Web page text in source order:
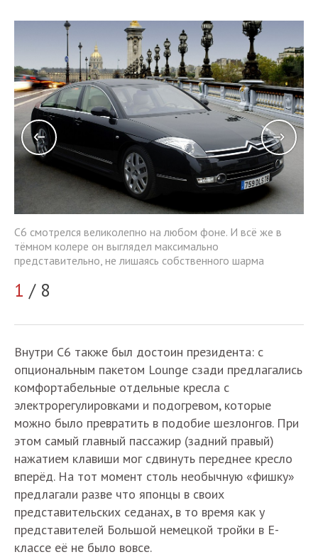
С6 смотрелся великолепно на любом фоне. И всё же в
тёмном колере он выглядел максимально
представительно, не лишаясь собственного шарма
1 / 8
Внутри С6 также был достоин президента: с
опциональным пакетом Lounge сзади предлагались
комфортабельные отдельные кресла с
электрорегулировками и подогревом, которые
можно было превратить в подобие шезлонгов. При
этом самый главный пассажир (задний правый)
нажатием клавиши мог сдвинуть переднее кресло
вперёд. На тот момент столь необычную «фишку»
предлагали разве что японцы в своих
представительских седанах, в то время как у
представителей Большой немецкой тройки в Е-
классе её не было вовсе.